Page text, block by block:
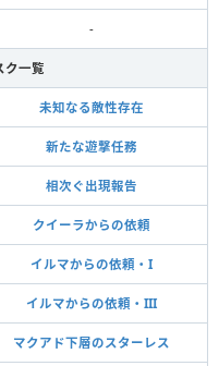
-
ク一覧
未知なる敵性存在
新たな遊撃任務
相次ぐ出現報告
クイーラからの依頼
イルマからの依頼・I
イルマからの依頼・III
マクアド下層のスターレス